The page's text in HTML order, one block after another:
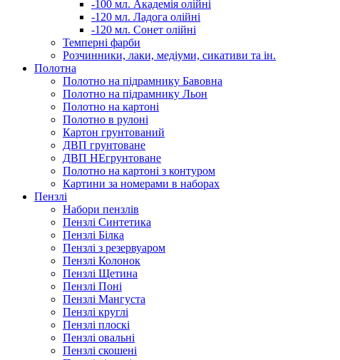
-100 мл. Академія олійні
-120 мл. Ладога олійні
-120 мл. Сонет олійні
Темперні фарби
Розчинники, лаки, медіуми, сикативи та ін.
Полотна
Полотно на підрамнику Бавовна
Полотно на підрамнику Льон
Полотно на картоні
Полотно в рулоні
Картон грунтований
ДВП грунтоване
ДВП НЕгрунтоване
Полотно на картоні з контуром
Картини за номерами в наборах
Пензлі
Набори пензлів
Пензлі Синтетика
Пензлі Білка
Пензлі з резервуаром
Пензлі Колонок
Пензлі Щетина
Пензлі Поні
Пензлі Мангуста
Пензлі круглі
Пензлі плоскі
Пензлі овальні
Пензлі скошені